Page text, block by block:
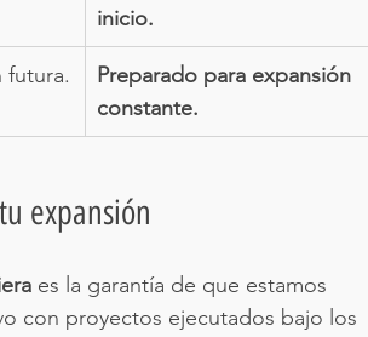
inicio.
futura.
Preparado para expansión
constante.
expansión
es la garantía de que estamos
con proyectos ejecutados bajo los